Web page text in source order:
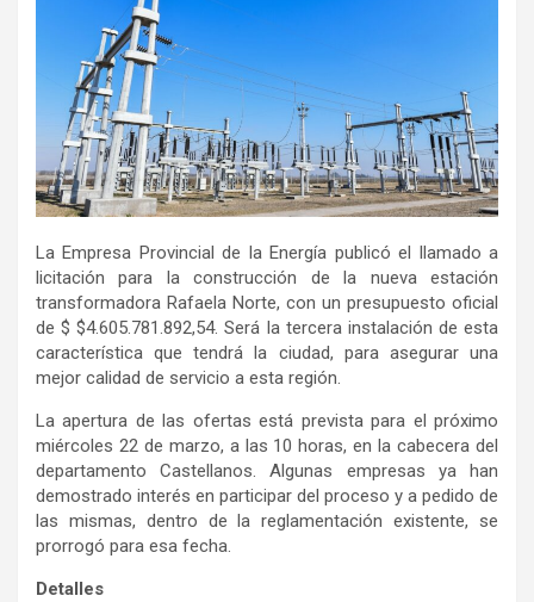
La Empresa Provincial de la Energía publicó el llamado a
licitación para la construcción de la nueva estación
transformadora Rafaela Norte, con un presupuesto oficial
de $ $4.605.781.892,54. Será la tercera instalación de esta
característica que tendrá la ciudad, para asegurar una
mejor calidad de servicio a esta región.
La apertura de las ofertas está prevista para el próximo
miércoles 22 de marzo, a las 10 horas, en la cabecera del
departamento Castellanos. Algunas empresas ya han
demostrado interés en participar del proceso y a pedido de
las mismas, dentro de la reglamentación existente, se
prorrogó para esa fecha.
Detalles